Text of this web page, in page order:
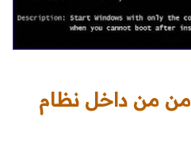
من داخل نظام